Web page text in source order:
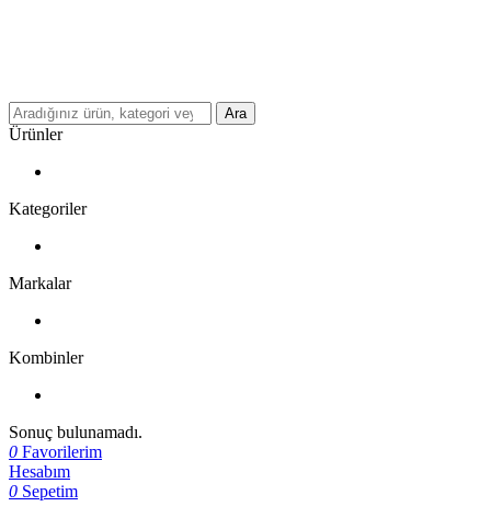
Ara
Ürünler
Kategoriler
Markalar
Kombinler
Sonuç bulunamadı.
0 Favorilerim
Hesabım
0 Sepetim